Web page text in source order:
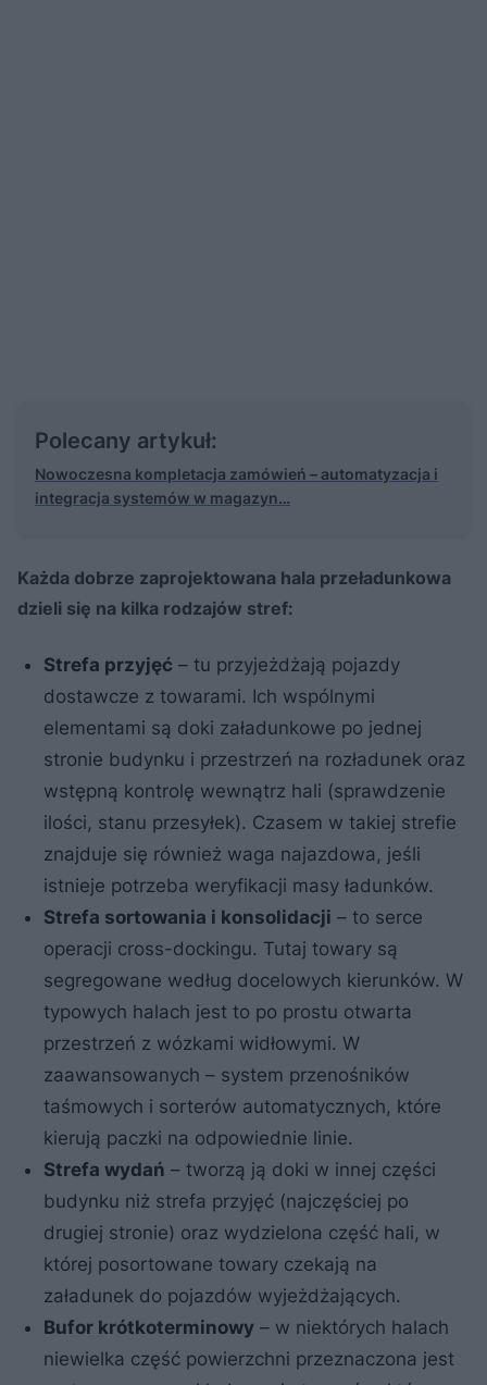
Polecany artykuł:
Nowoczesna kompletacja zamówień – automatyzacja i
integracja systemów w magazyn…
Każda dobrze zaprojektowana hala przeładunkowa
dzieli się na kilka rodzajów stref:
Strefa przyjęć – tu przyjeżdżają pojazdy
dostawcze z towarami. Ich wspólnymi
elementami są doki załadunkowe po jednej
stronie budynku i przestrzeń na rozładunek oraz
wstępną kontrolę wewnątrz hali (sprawdzenie
ilości, stanu przesyłek). Czasem w takiej strefie
znajduje się również waga najazdowa, jeśli
istnieje potrzeba weryfikacji masy ładunków.
Strefa sortowania i konsolidacji – to serce
operacji cross-dockingu. Tutaj towary są
segregowane według docelowych kierunków. W
typowych halach jest to po prostu otwarta
przestrzeń z wózkami widłowymi. W
zaawansowanych – system przenośników
taśmowych i sorterów automatycznych, które
kierują paczki na odpowiednie linie.
Strefa wydań – tworzą ją doki w innej części
budynku niż strefa przyjęć (najczęściej po
drugiej stronie) oraz wydzielona część hali, w
której posortowane towary czekają na
załadunek do pojazdów wyjeżdżających.
Bufor krótkoterminowy – w niektórych halach
niewielka część powierzchni przeznaczona jest